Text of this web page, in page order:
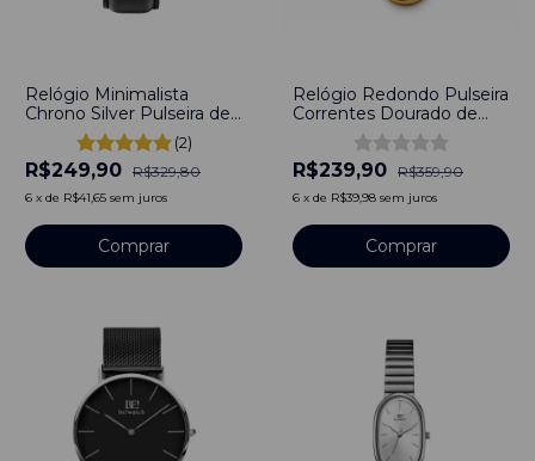
Relógio Minimalista
Chrono Silver Pulseira de
Couro Preto 40mm Aço
Inoxidável banhado a
titânio
(2)
R$249,90 R$329,80
6 x de R$41,65 sem juros
Comprar
Relógio Redondo Pulseira
Correntes Dourado de
Aço Inoxidável
R$239,90 R$359,90
6 x de R$39,98 sem juros
Comprar